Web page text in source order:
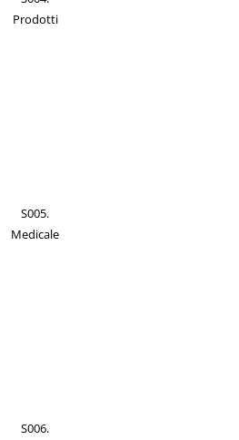
Prodotti
S005.
Medicale
S006.